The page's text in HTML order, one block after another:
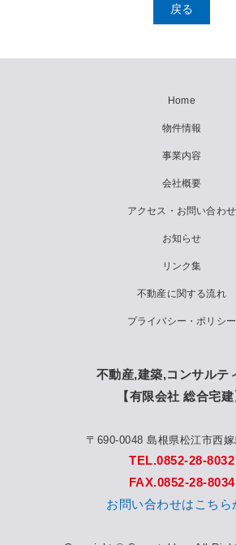
戻る
Home
物件情報
事業内容
会社概要
アクセス・お問い合わせ
お知らせ
リンク集
不動産に関する流れ
プライバシー・ポリシー
不動産,建築,コンサルテ
【有限会社 総合宅建
〒690-0048 島根県松江市西
TEL.0852-28-8032
FAX.0852-28-8034
お問い合わせはこちら